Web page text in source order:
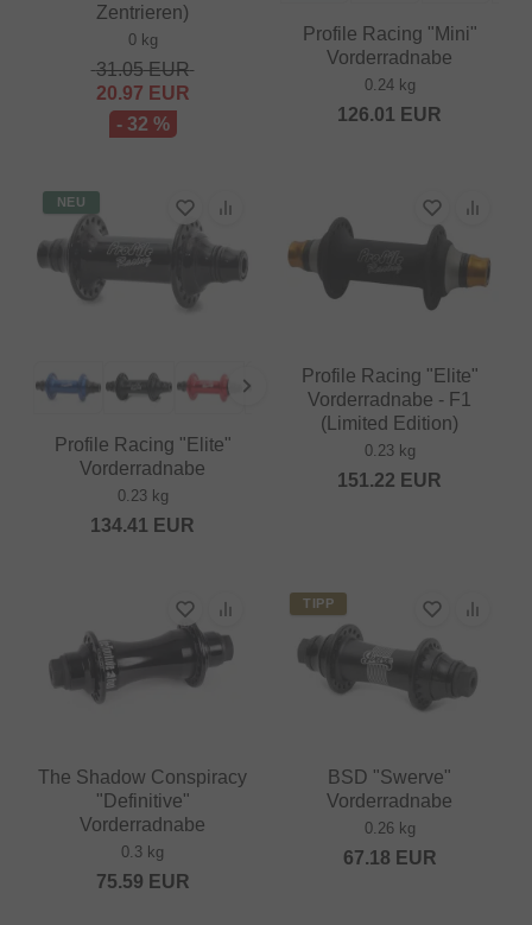
Zentrieren)
0 kg
31.05EUR
20.97 EUR
- 32 %
Profile Racing "Mini"
Vorderradnabe
0.24 kg
126.01 EUR
NEU
Profile Racing "Elite"
Vorderradnabe
0.23 kg
134.41 EUR
Profile Racing "Elite"
Vorderradnabe - F1
(Limited Edition)
0.23 kg
151.22 EUR
The Shadow Conspiracy
"Definitive"
Vorderradnabe
0.3 kg
75.59 EUR
TIPP
BSD "Swerve"
Vorderradnabe
0.26 kg
67.18 EUR